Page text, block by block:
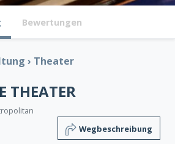
Bewertungen
› Theater
THEATER
Wegbeschreibung